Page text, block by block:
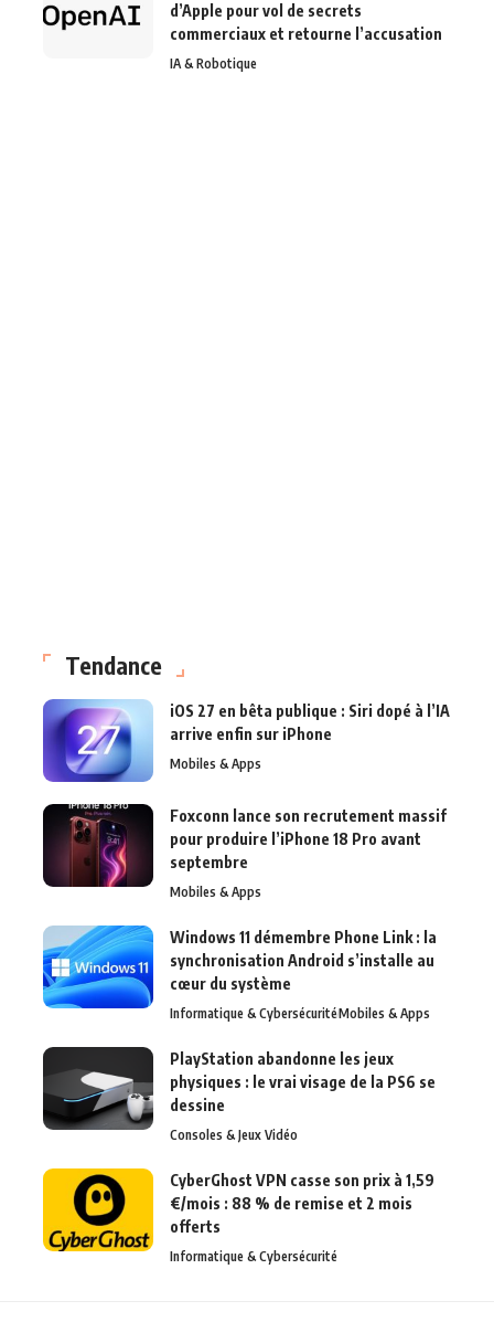
d’Apple pour vol de secrets
commerciaux et retourne l’accusation
IA & Robotique
Tendance
iOS 27 en bêta publique : Siri dopé à l’IA
arrive enfin sur iPhone
Mobiles & Apps
Foxconn lance son recrutement massif
pour produire l’iPhone 18 Pro avant
septembre
Mobiles & Apps
Windows 11 démembre Phone Link : la
synchronisation Android s’installe au
cœur du système
Informatique & CybersécuritéMobiles & Apps
PlayStation abandonne les jeux
physiques : le vrai visage de la PS6 se
dessine
Consoles & Jeux Vidéo
CyberGhost VPN casse son prix à 1,59
€/mois : 88 % de remise et 2 mois
offerts
Informatique & Cybersécurité